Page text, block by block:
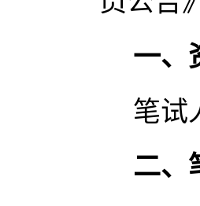
一、
笔试
二、